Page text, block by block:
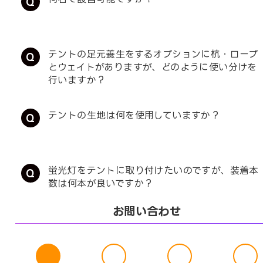
テントの足元養生をするオプションに杭・ロープ
とウェイトがありますが、どのように使い分けを
行いますか？
テントの生地は何を使用していますか？
蛍光灯をテントに取り付けたいのですが、装着本
数は何本が良いですか？
お問い合わせ